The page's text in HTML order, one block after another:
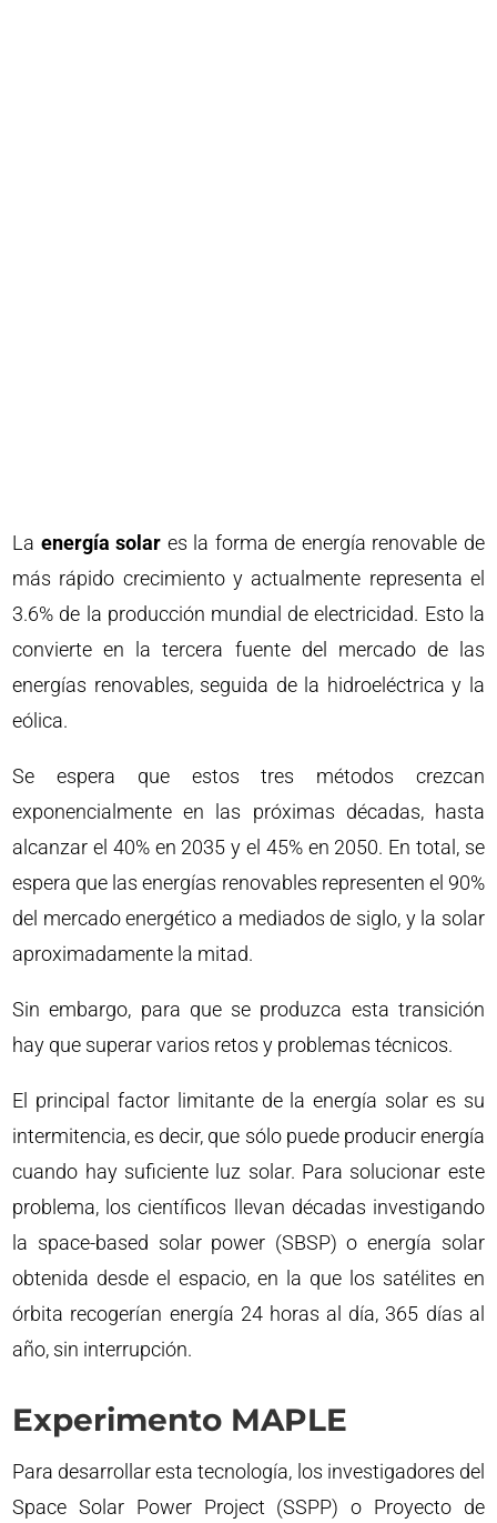
La energía solar es la forma de energía renovable de
más rápido crecimiento y actualmente representa el
3.6% de la producción mundial de electricidad. Esto la
convierte en la tercera fuente del mercado de las
energías renovables, seguida de la hidroeléctrica y la
eólica.
Se espera que estos tres métodos crezcan
exponencialmente en las próximas décadas, hasta
alcanzar el 40% en 2035 y el 45% en 2050. En total, se
espera que las energías renovables representen el 90%
del mercado energético a mediados de siglo, y la solar
aproximadamente la mitad.
Sin embargo, para que se produzca esta transición
hay que superar varios retos y problemas técnicos.
El principal factor limitante de la energía solar es su
intermitencia, es decir, que sólo puede producir energía
cuando hay suficiente luz solar. Para solucionar este
problema, los científicos llevan décadas investigando
la space-based solar power (SBSP) o energía solar
obtenida desde el espacio, en la que los satélites en
órbita recogerían energía 24 horas al día, 365 días al
año, sin interrupción.
Experimento MAPLE
Para desarrollar esta tecnología, los investigadores del
Space Solar Power Project (SSPP) o Proyecto de